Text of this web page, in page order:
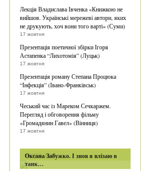
Лекція Владислава Івченка «Книжкою не
вийшов. Українські мережеві автори, яких
не друкують, хоч вони того варті» (Суми)
17 жовтня
Презентація поетичної збірки Ігоря
Астапенка “Лихотомія” (Луцьк)
17 жовтня
Презентація роману Степана Процюка
“Інфекція” (Івано-Франківськ)
17 жовтня
Чеський час із Мареком Сечкаржем.
Перегляд і обговорення фільму
«Громадянин Гавел» (Вінниця)
17 жовтня
книга дня
Оксана Забужко. І знов я влізаю в
танк…